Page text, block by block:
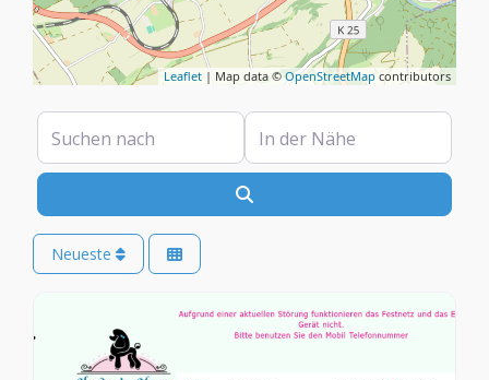
Leaflet | Map data © OpenStreetMapcontributors
Suchen nach In der Nähe
Neueste